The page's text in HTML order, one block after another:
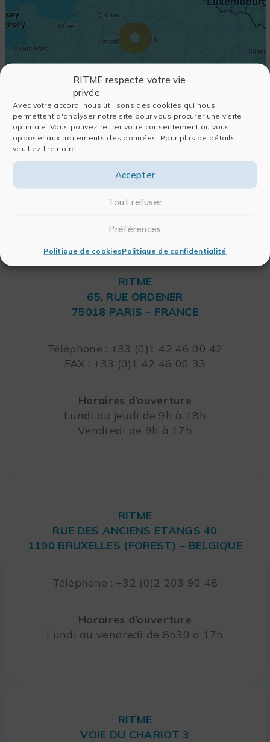
RITME respecte votre vie
privée
Avec votre accord, nous utilisons des cookies qui nous
permettent d'analyser notre site pour vous procurer une visite
optimale. Vous pouvez retirer votre consentement ou vous
opposer aux traitements des données. Pour plus de détails,
veuillez lire notre
Accepter
Tout refuser
Préférences
Politique de cookiesPolitique de confidentialité
RITME
65, RUE ORDENER
75018 PARIS – FRANCE
Téléphone : +33 (0)1 42 46 00 42
FAX : +33 (0)1 42 46 00 33
Horaires d’ouverture
Lundi au jeudi de 9h à 18h
Vendredi de 9h à 17h
RITME
RUE DES ANCIENS ETANGS 40
1190 BRUXELLES (FOREST) – BELGIQUE
Téléphone : +32 (0)2 203 90 48
Horaires d’ouverture
Lundi au vendredi de 8h30 à 17h
RITME
VOIE DU CHARIOT 3